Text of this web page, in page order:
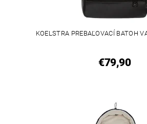
KOELSTRA PREBAĽOVACÍ BATOH
€79,90